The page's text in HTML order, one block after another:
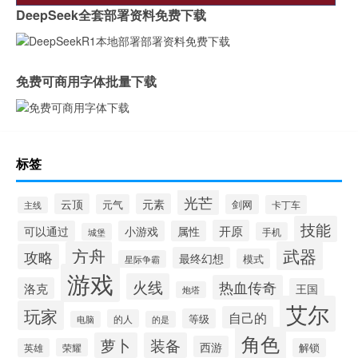
DeepSeek全套部署资料免费下载
免费可商用字体批量下载
标签
主线 云顶 元气 元素 光芒 剑网 卡丁车
可以通过 城堡 小游戏 属性 开原 手机 技能
攻略 方舟 星际争霸 最终幻想 模式 武器
洛克 游戏 火线 炮塔 热血传奇 王国
玩家 电脑 的人 的是 等级 自己的 艾尔
英雄 荣耀 萝卜 装备 西游 角色 解锁